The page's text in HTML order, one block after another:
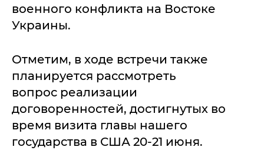
военного конфликта на Востоке
Украины.
Отметим, в ходе встречи также
планируется рассмотреть
вопрос реализации
договоренностей, достигнутых во
время визита главы нашего
государства в США 20-21 июня.